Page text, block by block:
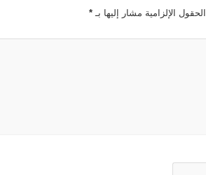
الحقول الإلزامية مشار إليها بـ *